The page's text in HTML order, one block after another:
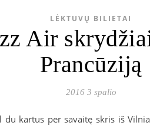
LĖKTUVŲ BILIETAI
Air
Prancūziją
2016 3 spalio
du kartus per savaitę skris iš